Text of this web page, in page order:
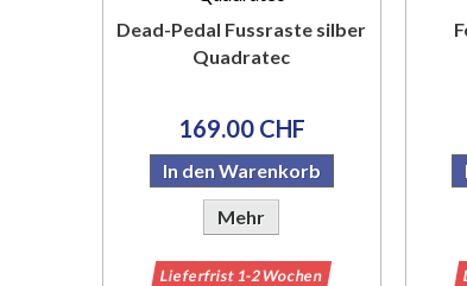
Dead-Pedal Fussraste silber
Quadratec
169.00 CHF
In den Warenkorb
Mehr
Lieferfrist 1-2 Wochen